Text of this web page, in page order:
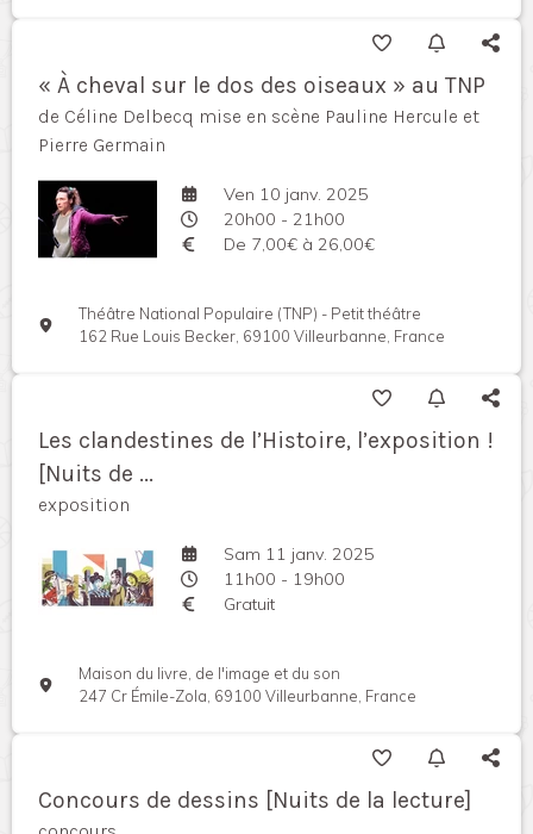
« À cheval sur le dos des oiseaux » au TNP
de Céline Delbecq mise en scène Pauline Hercule et
Pierre Germain
Ven 10 janv. 2025
20h00 - 21h00
De 7,00€ à 26,00€
Théâtre National Populaire (TNP) - Petit théâtre
162 Rue Louis Becker, 69100 Villeurbanne, France
Les clandestines de l’Histoire, l’exposition !
[Nuits de ...
exposition
Sam 11 janv. 2025
11h00 - 19h00
Gratuit
Maison du livre, de l'image et du son
247 Cr Émile-Zola, 69100 Villeurbanne, France
Concours de dessins [Nuits de la lecture]